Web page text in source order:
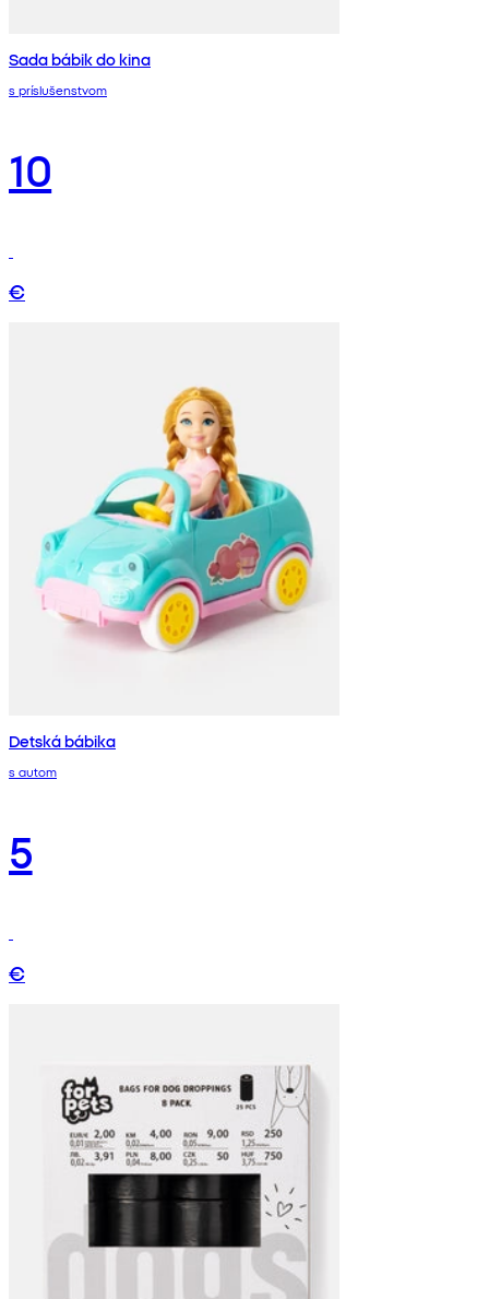
Sada bábik do kina
s príslušenstvom
10
€
Detská bábika
s autom
5
€